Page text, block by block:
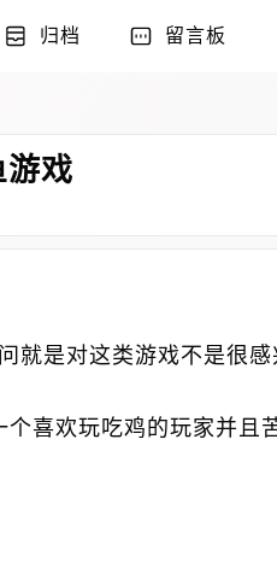
归档 留言板
戏
就是对这类游戏不是很感
喜欢玩吃鸡的玩家并且